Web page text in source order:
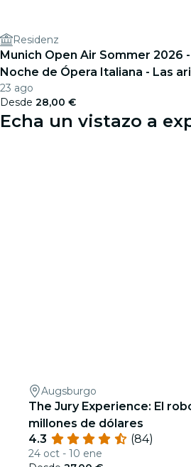
Residenz
Munich Open Air Sommer 2026 -
Noche de Ópera Italiana - Las
de ópera más bellas
23 ago
Desde 28,00 €
Echa un vistazo a
Augsburgo
The Jury Experience: El
millones de dólares
4.3
(84)
24 oct - 10 ene